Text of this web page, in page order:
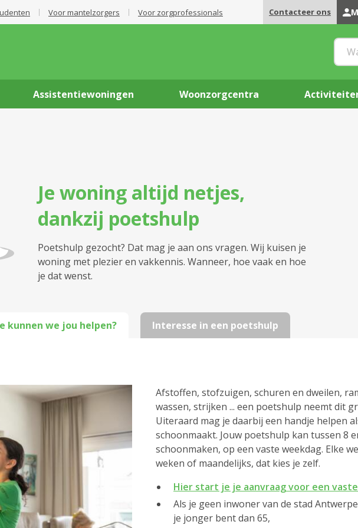
Voor mantelzorgers Voor zorgprofessionals Contacteer ons
Assistentiewoningen Woonzorgcentra
Je woning altijd netjes,
dankzij poetshulp
Poetshulp gezocht? Dat mag je aan ons vragen. Wij kuisen je
woning met plezier en vakkennis. Wanneer, hoe vaak en hoe
je dat wenst.
kunnen we jou helpen?
Afstoffen, stofzuigen, schuren en dweilen,
wassen, strijken ... een poetshulp neemt dit
Uiteraard mag je daarbij een handje helpen
schoonmaakt. Jouw poetshulp kan tussen 8
schoonmaken, op een vaste weekdag. Elke
weken of maandelijks, dat kies je zelf.
Hier start je je aanvraag voor een
Als je geen inwoner van de stad
je jonger bent dan 65,
Interesse in een poetshulp